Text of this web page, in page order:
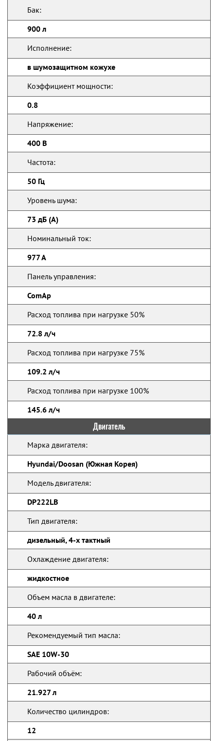
Бак:
900 л
Исполнение:
в шумозащитном кожухе
Коэффициент мощности:
0.8
Напряжение:
400 В
Частота:
50 Гц
Уровень шума:
73 дБ (А)
Номинальный ток:
977 А
Панель управления:
ComAp
Расход топлива при нагрузке 50%
72.8 л/ч
Расход топлива при нагрузке 75%
109.2 л/ч
Расход топлива при нагрузке 100%
145.6 л/ч
Двигатель
Марка двигателя:
Hyundai/Doosan (Южная Корея)
Модель двигателя:
DP222LB
Тип двигателя:
дизельный, 4-х тактный
Охлаждение двигателя:
жидкостное
Объем масла в двигателе:
40 л
Рекомендуемый тип масла:
SAE 10W-30
Рабочий объём:
21.927 л
Количество цилиндров:
12